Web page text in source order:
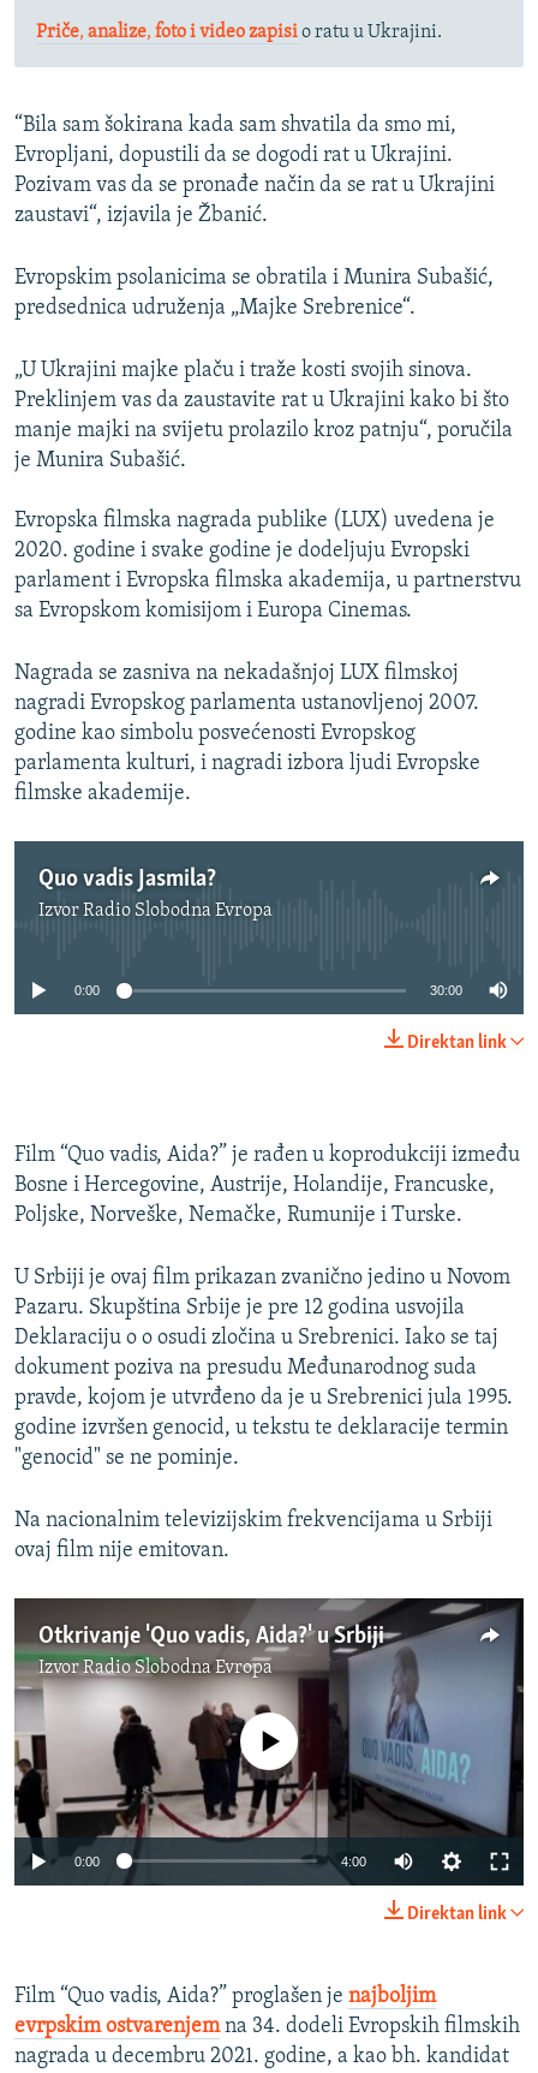
Priče, analize, foto i video zapisio ratu u Ukrajini.
“Bila sam šokirana kada sam shvatila da smo mi,
Evropljani, dopustili da se dogodi rat u Ukrajini.
Pozivam vas da se pronađe način da se rat u Ukrajini
zaustavi“, izjavila je Žbanić.
Evropskim psolanicima se obratila i Munira Subašić,
predsednica udruženja „Majke Srebrenice“.
„U Ukrajini majke plaču i traže kosti svojih sinova.
Preklinjem vas da zaustavite rat u Ukrajini kako bi što
manje majki na svijetu prolazilo kroz patnju“, poručila
je Munira Subašić.
Evropska filmska nagrada publike (LUX) uvedena je
2020. godine i svake godine je dodeljuju Evropski
parlament i Evropska filmska akademija, u partnerstvu
sa Evropskom komisijom i Europa Cinemas.
Nagrada se zasniva na nekadašnjoj LUX filmskoj
nagradi Evropskog parlamenta ustanovljenoj 2007.
godine kao simbolu posvećenosti Evropskog
parlamenta kulturi, i nagradi izbora ljudi Evropske
filmske akademije.
Quo vadis Jasmila?
IzvorRadio Slobodna Evropa
No media source currently available
0:00 30:00
Direktan link
Film “Quo vadis, Aida?” je rađen u koprodukciji između
Bosne i Hercegovine, Austrije, Holandije, Francuske,
Poljske, Norveške, Nemačke, Rumunije i Turske.
U Srbiji je ovaj film prikazan zvanično jedino u Novom
Pazaru. Skupština Srbije je pre 12 godina usvojila
Deklaraciju o o osudi zločina u Srebrenici. Iako se taj
dokument poziva na presudu Međunarodnog suda
pravde, kojom je utvrđeno da je u Srebrenici jula 1995.
godine izvršen genocid, u tekstu te deklaracije termin
"genocid" se ne pominje.
Na nacionalnim televizijskim frekvencijama u Srbiji
ovaj film nije emitovan.
Otkrivanje 'Quo vadis, Aida?' u Srbiji
IzvorRadio Slobodna Evropa
720p 1080p
No media source currently available
0:00 4:00
720p
1080p
Direktan link
Film “Quo vadis, Aida?” proglašen je najboljim
evrpskim ostvarenjemna 34. dodeli Evropskih filmskih
nagrada u decembru 2021. godine, a kao bh. kandidat